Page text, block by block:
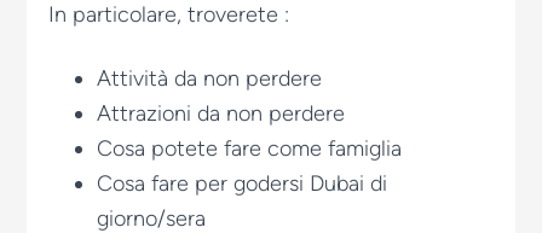
In particolare, troverete :
Attività da non perdere
Attrazioni da non perdere
Cosa potete fare come famiglia
Cosa fare per godersi Dubai di
giorno/sera